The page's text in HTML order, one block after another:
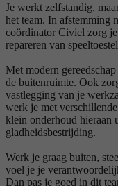
Je werkt zelfstandig,
het team. In afstemming
coördinator Civiel zorg
repareren van
Met modern
de buitenruimte. Ook
vastlegging van je
werk je met
klein onderhoud hieraan
gladheidsbestrijding.
Werk je graag buiten,
voel je je
Dan pas je goed in dit